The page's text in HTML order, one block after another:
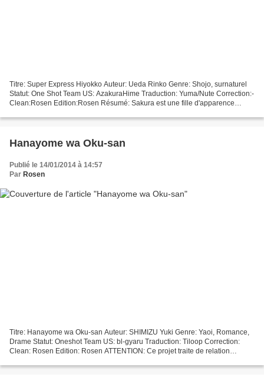
Titre: Super Express Hiyokko Auteur: Ueda Rinko Genre: Shojo, surnaturel
Statut: One Shot Team US: AzakuraHime Traduction: Yuma/Nute Correction:-
Clean:Rosen Edition:Rosen Résumé: Sakura est une fille d'apparence
Hanayome wa Oku-san
Publié le 14/01/2014 à 14:57
Par Rosen
Titre: Hanayome wa Oku-san Auteur: SHIMIZU Yuki Genre: Yaoi, Romance,
Drame Statut: Oneshot Team US: bl-gyaru Traduction: Tiloop Correction:
Clean: Rosen Edition: Rosen ATTENTION: Ce projet traite de relation